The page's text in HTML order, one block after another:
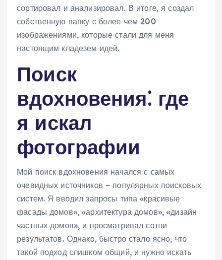
сортировал и анализировал. В итоге, я создал
собственную папку с более чем 200
изображениями, которые стали для меня
настоящим кладезем идей.
Поиск
вдохновения⁚ где
я искал
фотографии
Мой поиск вдохновения начался с самых
очевидных источников – популярных поисковых
систем. Я вводил запросы типа «красивые
фасады домов», «архитектура домов», «дизайн
частных домов», и просматривал сотни
результатов. Однако, быстро стало ясно, что
такой подход слишком общий, и нужно искать